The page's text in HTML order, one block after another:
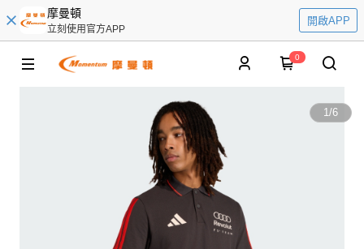
摩曼頓
立刻使用官方APP
開啟APP
0
1/6